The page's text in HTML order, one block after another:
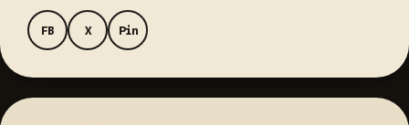
FB X Pin